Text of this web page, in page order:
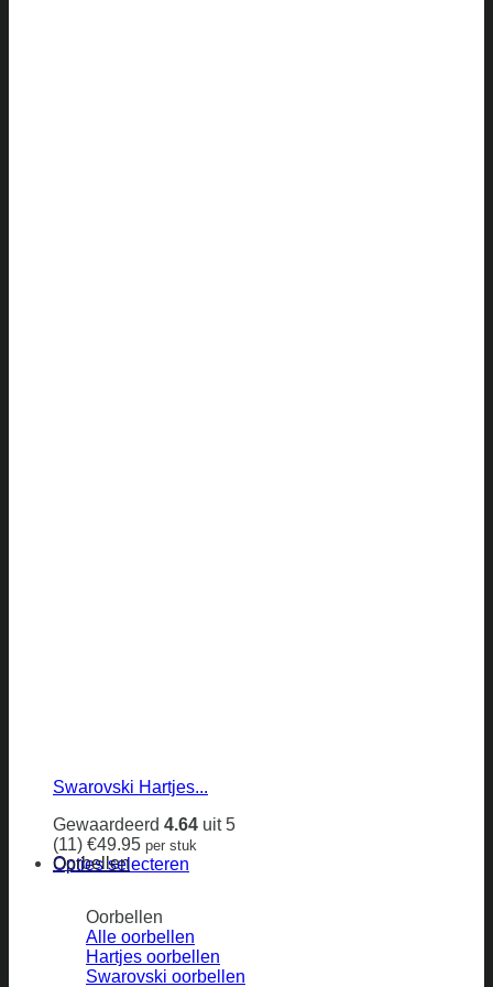
Swarovski Hartjes...
Gewaardeerd 4.64 uit 5
(11) €49.95 per stuk
Opties selecteren
heeft
meerdere
variaties.
Deze
Oorbellen
Oorbellen
Alle oorbellen
Hartjes oorbellen
Swarovski oorbellen